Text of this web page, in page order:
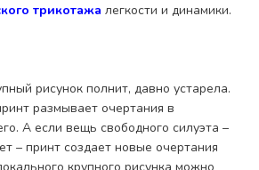
трикотажа легкости и динамики.
рисунок полнит, давно устарела.
размывает очертания в
А если вещь свободного силуэта –
– принт создает новые очертания